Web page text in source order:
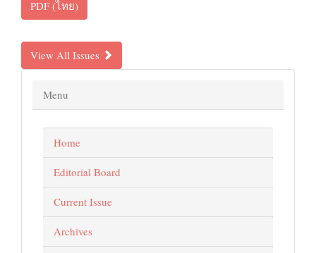
PDF (ไทย)
View All Issues
Menu
Home
Editorial Board
Current Issue
Archives